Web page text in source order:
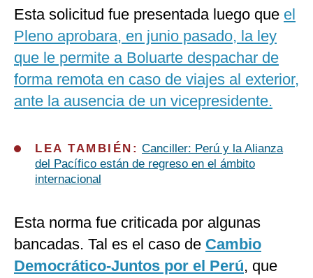
Esta solicitud fue presentada luego que el
Pleno aprobara, en junio pasado, la ley
que le permite a Boluarte despachar de
forma remota en caso de viajes al exterior,
ante la ausencia de un vicepresidente.
LEA TAMBIÉN: Canciller: Perú y la Alianza
del Pacífico están de regreso en el ámbito
internacional
Esta norma fue criticada por algunas
bancadas. Tal es el caso de Cambio
Democrático-Juntos por el Perú, que